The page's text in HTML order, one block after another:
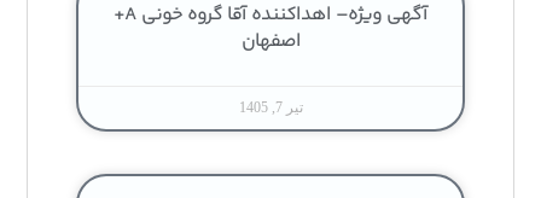
آگهی ویژه– اهداکننده آقا گروه خونی A+
اصفهان
تیر 7, 1405